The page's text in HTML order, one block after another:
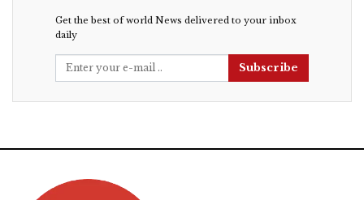
Get the best of world News delivered to your inbox
daily
Subscribe